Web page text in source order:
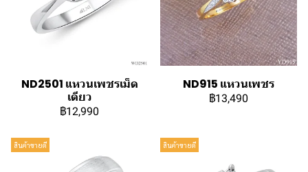
ND2501 แหวนเพชรเม็ด
เดียว
฿12,990
ND915 แหวนเพชร
฿13,490
สินค้าขายดี สินค้าขายดี